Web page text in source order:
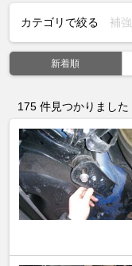
カテゴリで絞る 補強
新着順
175 件見つかりました